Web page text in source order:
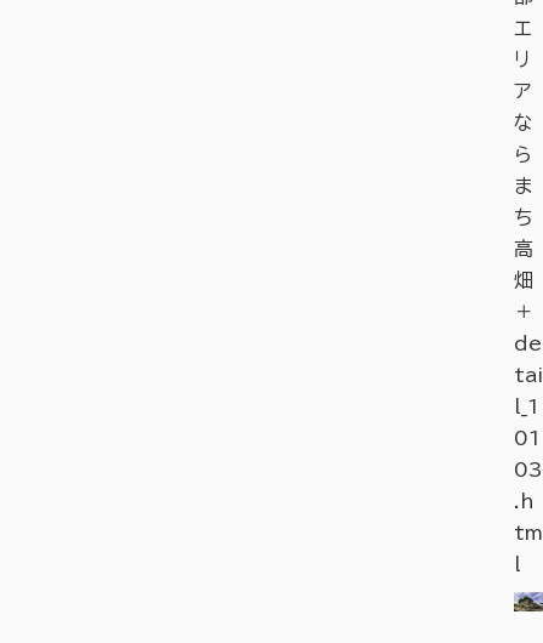
エ
リ
ア
な
ら
ま
ち
高
畑
＋
de
tai
l_1
01
03
.h
tm